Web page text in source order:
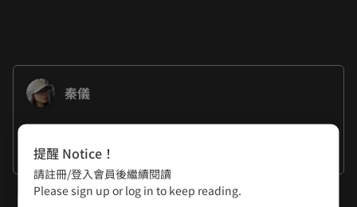
秦儀
謝謝各位的觀看。
下一話
提醒 Notice！
請註冊/登入會員後繼續閱讀
Please sign up or log in to keep reading.